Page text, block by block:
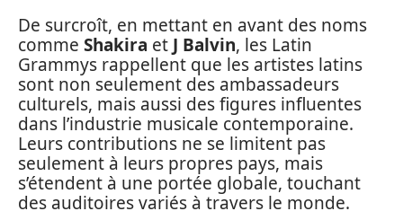
De surcroît, en mettant en avant des noms
comme Shakira et J Balvin, les Latin
Grammys rappellent que les artistes latins
sont non seulement des ambassadeurs
culturels, mais aussi des figures influentes
dans l’industrie musicale contemporaine.
Leurs contributions ne se limitent pas
seulement à leurs propres pays, mais
s’étendent à une portée globale, touchant
des auditoires variés à travers le monde.